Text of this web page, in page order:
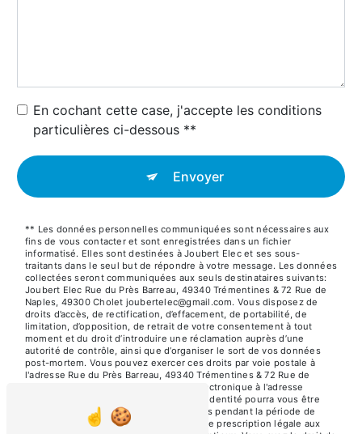
En cochant cette case, j'accepte les conditions
particulières ci-dessous **
Envoyer
** Les données personnelles communiquées sont nécessaires aux
fins de vous contacter et sont enregistrées dans un fichier
informatisé. Elles sont destinées à Joubert Elec et ses sous-
traitants dans le seul but de répondre à votre message. Les données
collectées seront communiquées aux seuls destinataires suivants:
Joubert Elec Rue du Près Barreau, 49340 Trémentines & 72 Rue de
Naples, 49300 Cholet joubertelec@gmail.com. Vous disposez de
droits d’accès, de rectification, d’effacement, de portabilité, de
limitation, d’opposition, de retrait de votre consentement à tout
moment et du droit d’introduire une réclamation auprès d’une
autorité de contrôle, ainsi que d’organiser le sort de vos données
post-mortem. Vous pouvez exercer ces droits par voie postale à
l'adresse Rue du Près Barreau, 49340 Trémentines & 72 Rue de
Naples, 49300 Cholet ou par courrier électronique à l'adresse
joubertelec@gmail.com. Un justificatif d'identité pourra vous être
demandé. Nous conservons vos données pendant la période de
prise de contact puis pendant la durée de prescription légale aux